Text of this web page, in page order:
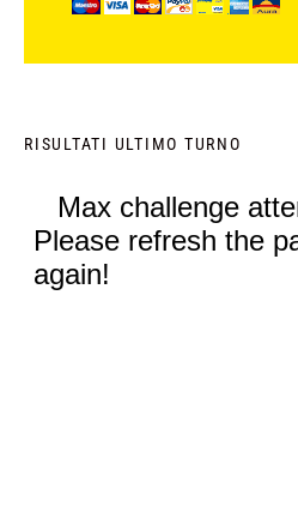
RISULTATI ULTIMO TURNO